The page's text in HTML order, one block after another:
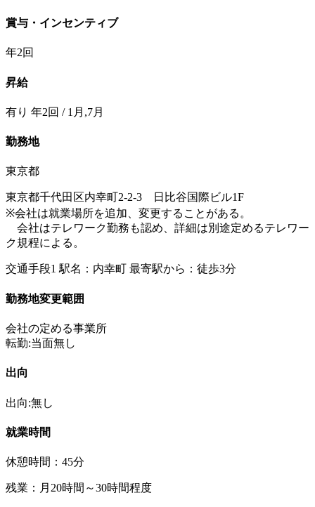
賞与・インセンティブ
年2回
昇給
有り 年2回 / 1月,7月
勤務地
東京都
東京都千代田区内幸町2-2-3 日比谷国際ビル1F
※会社は就業場所を追加、変更することがある。
会社はテレワーク勤務も認め、詳細は別途定めるテレワー
ク規程による。
交通手段1 駅名：内幸町 最寄駅から：徒歩3分
勤務地変更範囲
会社の定める事業所
転勤:当面無し
出向
出向:無し
就業時間
休憩時間：45分
残業：月20時間～30時間程度